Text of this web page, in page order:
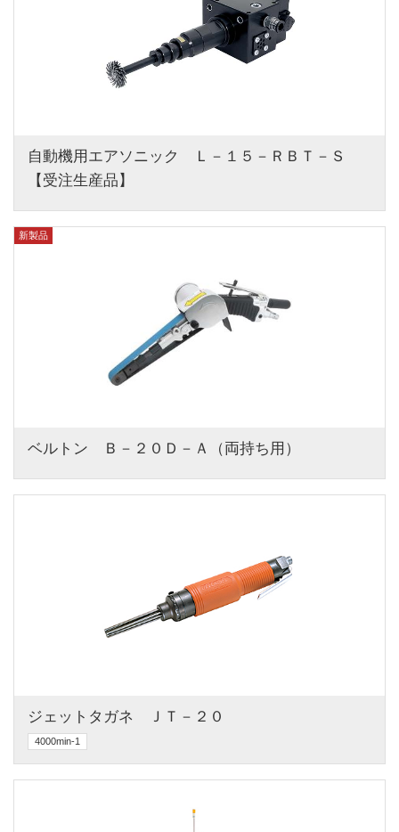
自動機用エアソニック　Ｌ－１５－ＲＢＴ－Ｓ
【受注生産品】
新製品
ベルトン　Ｂ－２０Ｄ－Ａ（両持ち用）
ジェットタガネ　ＪＴ－２０
4000min-1